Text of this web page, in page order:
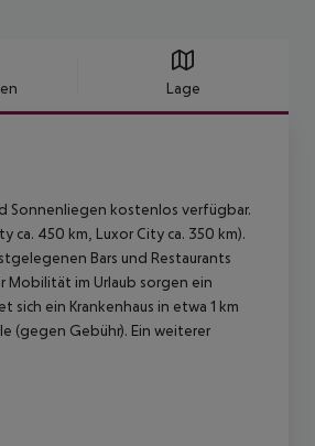
Lage
Sonnenliegen kostenlos verfügbar.
ca. 450 km, Luxor City ca. 350 km).
Bars und Restaurants
Mobilität im Urlaub sorgen ein
sich ein Krankenhaus in etwa 1 km
(gegen Gebühr). Ein weiterer